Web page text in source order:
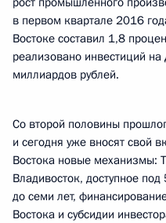
в первом квартале 2016
Востоке составил 1,8
реализовано инвестиций
миллиардов рублей.
Со второй половины
и сегодня уже вносят свой
Востока новые механизмы:
Владивосток, доступное
до семи лет,
Востока и субсидии